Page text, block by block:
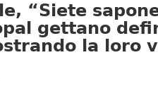
“Siete
gettano
la loro